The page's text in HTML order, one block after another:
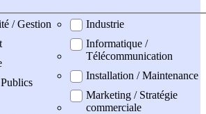
/ Gestion
Industrie
Informatique /
Télécommunication
Installation / Maintenance
Marketing / Stratégie
commerciale